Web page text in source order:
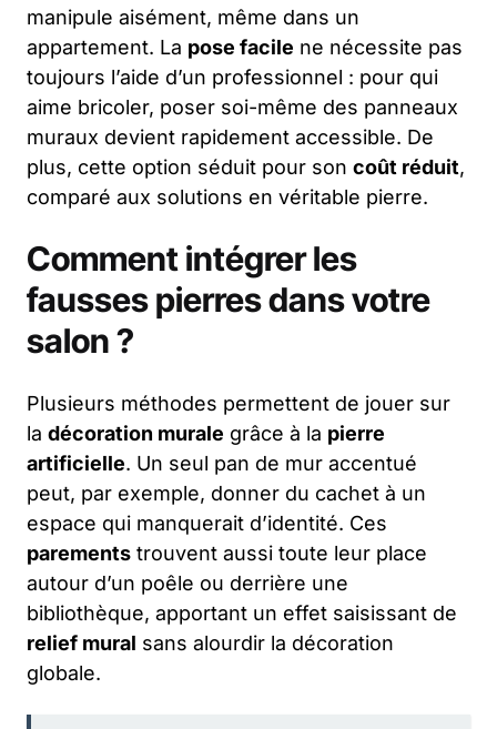
manipule aisément, même dans un
appartement. La pose facile ne nécessite pas
toujours l’aide d’un professionnel : pour qui
aime bricoler, poser soi-même des panneaux
muraux devient rapidement accessible. De
plus, cette option séduit pour son coût réduit,
comparé aux solutions en véritable pierre.
Comment intégrer les
fausses pierres dans votre
salon ?
Plusieurs méthodes permettent de jouer sur
la décoration murale grâce à la pierre
artificielle. Un seul pan de mur accentué
peut, par exemple, donner du cachet à un
espace qui manquerait d’identité. Ces
parements trouvent aussi toute leur place
autour d’un poêle ou derrière une
bibliothèque, apportant un effet saisissant de
relief mural sans alourdir la décoration
globale.